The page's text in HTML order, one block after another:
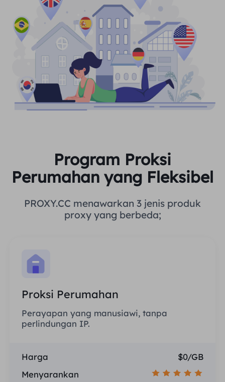
Program Proksi
Perumahan yang Fleksibel
PROXY.CC menawarkan 3 jenis produk
proxy yang berbeda;
Proksi Perumahan
Perayapan yang manusiawi, tanpa
perlindungan IP.
Harga
$0/GB
Menyarankan